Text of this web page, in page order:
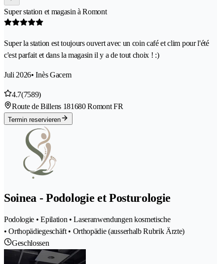
Super station et magasin à Romont
Super la station est toujours ouvert avec un coin café et clim pour l'été
c'est parfait et dans la magasin il y a de tout choix ! :)
Juli 2026• Inès Gacem
4.7(7589)
Route de Billens 181680 Romont FR
Termin reservieren
Soinea - Podologie et Posturologie
Podologie • Epilation • Laseranwendungen kosmetische
• Orthopädiegeschäft • Orthopädie (ausserhalb Rubrik Ärzte)
Geschlossen